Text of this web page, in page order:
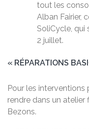
tout les
Alban Fairier,
SoliCycle, qui
2 juillet.
« RÉPARATIONS
Pour les
rendre dans un atelier
Bezons.